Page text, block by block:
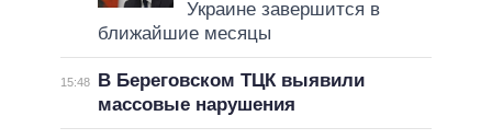
Украине завершится в
ближайшие месяцы
15:48
В Береговском ТЦК выявили
массовые нарушения